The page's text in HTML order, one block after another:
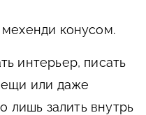
конусом.
интерьер, писать
или даже
лишь залить внутрь